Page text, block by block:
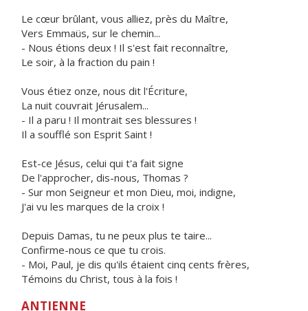
Le cœur brûlant, vous alliez, près du Maître,
Vers Emmaüs, sur le chemin...
- Nous étions deux ! Il s'est fait reconnaître,
Le soir, à la fraction du pain !
Vous étiez onze, nous dit l'Écriture,
La nuit couvrait Jérusalem...
- Il a paru ! Il montrait ses blessures !
Il a soufflé son Esprit Saint !
Est-ce Jésus, celui qui t'a fait signe
De l'approcher, dis-nous, Thomas ?
- Sur mon Seigneur et mon Dieu, moi, indigne,
J'ai vu les marques de la croix !
Depuis Damas, tu ne peux plus te taire...
Confirme-nous ce que tu crois.
- Moi, Paul, je dis qu'ils étaient cinq cents frères,
Témoins du Christ, tous à la fois !
ANTIENNE